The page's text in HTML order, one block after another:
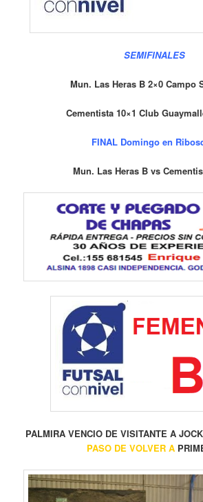
SEMIFINALES
Mun. Las Heras B 2×0 Campo
Cementista 10×1 Club
FINAL Domingo en
Mun. Las Heras B vs
PALMIRA VENCIO DE VISITANTE A
PASO DE VOLVER A